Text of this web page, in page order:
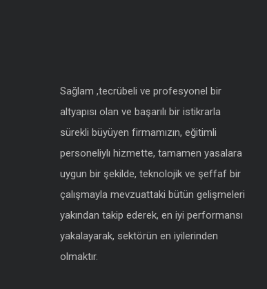
Sağlam ,tecrübeli ve profesyonel bir
altyapısı olan ve başarılı bir istikrarla
sürekli büyüyen firmamızın, eğitimli
personeliylı hizmette, tamamen yasalara
uygun bir şekilde, teknolojik ve şeffaf bir
çalışmayla mevzuattaki bütün gelişmeleri
yakından takip ederek, en iyi performansı
yakalayarak, sektörün en iyilerinden
olmaktır.